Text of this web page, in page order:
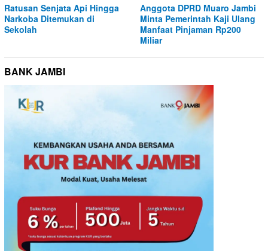
Ratusan Senjata Api Hingga
Narkoba Ditemukan di
Sekolah
Anggota DPRD Muaro Jambi
Minta Pemerintah Kaji Ulang
Manfaat Pinjaman Rp200
Miliar
BANK JAMBI